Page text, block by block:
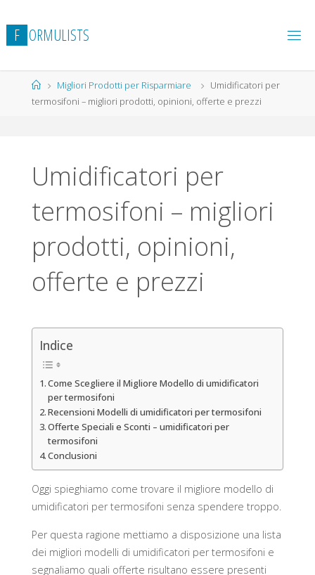
al
contenuto
F ORMULISTS
HomeMigliori Prodotti per Risparmiare
Umidificatori per
termosifoni – migliori prodotti, opinioni, offerte e prezzi
Umidificatori per
termosifoni – migliori
prodotti, opinioni,
offerte e prezzi
Indice
Come Scegliere il Migliore Modello di umidificatori
per termosifoni
Recensioni Modelli di umidificatori per termosifoni
Offerte Speciali e Sconti – umidificatori per
termosifoni
Conclusioni
Oggi spieghiamo come trovare il migliore modello di
umidificatori per termosifoni senza spendere troppo.
Per questa ragione mettiamo a disposizione una lista
dei migliori modelli di umidificatori per termosifoni e
segnaliamo quali offerte risultano essere presenti